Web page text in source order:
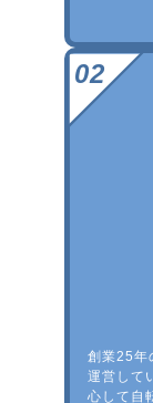
創業25年
運営して
心して自